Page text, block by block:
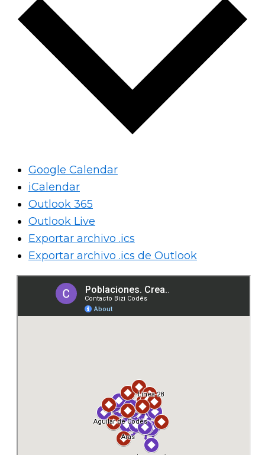
Google Calendar
iCalendar
Outlook 365
Outlook Live
Exportar archivo .ics
Exportar archivo .ics de Outlook